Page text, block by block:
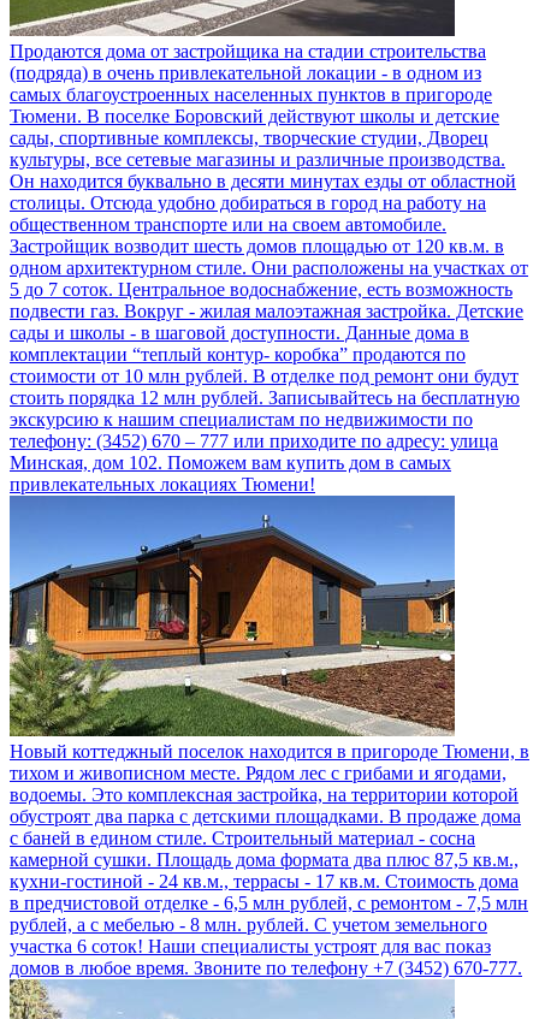
Продаются дома от застройщика на стадии строительства
(подряда) в очень привлекательной локации - в одном из
самых благоустроенных населенных пунктов в пригороде
Тюмени. В поселке Боровский действуют школы и детские
сады, спортивные комплексы, творческие студии, Дворец
культуры, все сетевые магазины и различные производства.
Он находится буквально в десяти минутах езды от областной
столицы. Отсюда удобно добираться в город на работу на
общественном транспорте или на своем автомобиле.
Застройщик возводит шесть домов площадью от 120 кв.м. в
одном архитектурном стиле. Они расположены на участках от
5 до 7 соток. Центральное водоснабжение, есть возможность
подвести газ. Вокруг - жилая малоэтажная застройка. Детские
сады и школы - в шаговой доступности. Данные дома в
комплектации “теплый контур- коробка” продаются по
стоимости от 10 млн рублей. В отделке под ремонт они будут
стоить порядка 12 млн рублей. Записывайтесь на бесплатную
экскурсию к нашим специалистам по недвижимости по
телефону: (3452) 670 – 777 или приходите по адресу: улица
Минская, дом 102. Поможем вам купить дом в самых
привлекательных локациях Тюмени!
Новый коттеджный поселок находится в пригороде Тюмени, в
тихом и живописном месте. Рядом лес с грибами и ягодами,
водоемы. Это комплексная застройка, на территории которой
обустроят два парка с детскими площадками. В продаже дома
с баней в едином стиле. Строительный материал - сосна
камерной сушки. Площадь дома формата два плюс 87,5 кв.м.,
кухни-гостиной - 24 кв.м., террасы - 17 кв.м. Стоимость дома
в предчистовой отделке - 6,5 млн рублей, с ремонтом - 7,5 млн
рублей, а с мебелью - 8 млн. рублей. С учетом земельного
участка 6 соток! Наши специалисты устроят для вас показ
домов в любое время. Звоните по телефону +7 (3452) 670-777.